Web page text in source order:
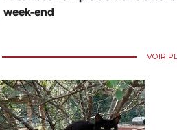
week-end
VOIR